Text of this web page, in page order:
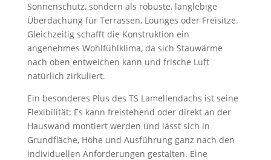
Sonnenschutz, sondern als robuste, langlebige
Überdachung für Terrassen, Lounges oder Freisitze.
Gleichzeitig schafft die Konstruktion ein
angenehmes Wohlfühlklima, da sich Stauwärme
nach oben entweichen kann und frische Luft
natürlich zirkuliert.
Ein besonderes Plus des TS Lamellendachs ist seine
Flexibilität: Es kann freistehend oder direkt an der
Hauswand montiert werden und lässt sich in
Grundfläche, Höhe und Ausführung ganz nach den
individuellen Anforderungen gestalten. Eine